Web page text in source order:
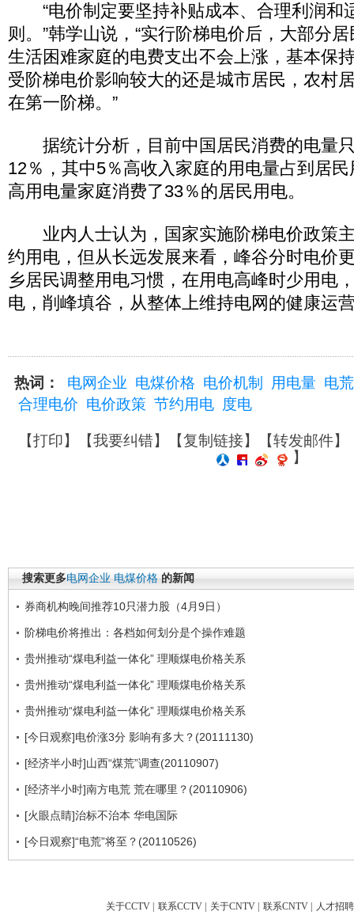
“电价制定要坚持补贴成本、合理利润和
则。”韩学山说，“实行阶梯电价后，大部分
生活困难家庭的电费支出不会上涨，基本保
受阶梯电价影响较大的还是城市居民，农村
在第一阶梯。”
据统计分析，目前中国居民消费的电量
12％，其中5％高收入家庭的用电量占到居
高用电量家庭消费了33％的居民用电。
业内人士认为，国家实施阶梯电价政策
约用电，但从长远发展来看，峰谷分时电价
乡居民调整用电习惯，在用电高峰时少用电
电，削峰填谷，从整体上维持电网的健康运
热词： 电网企业 电煤价格 电价机制 用电量 电荒
合理电价 电价政策 节约用电 度电
【打印】【我要纠错】【复制链接】【转发邮件】
】
搜索更多电网企业 电煤价格 的新闻
券商机构晚间推荐10只潜力股（4月9日）
阶梯电价将推出：各档如何划分是个操作难题
贵州推动“煤电利益一体化” 理顺煤电价格关系
贵州推动“煤电利益一体化” 理顺煤电价格关系
贵州推动“煤电利益一体化” 理顺煤电价格关系
[今日观察]电价涨3分 影响有多大？(20111130)
[经济半小时]山西“煤荒”调查(20110907)
[经济半小时]南方电荒 荒在哪里？(20110906)
[火眼点睛]治标不治本 华电国际
[今日观察]“电荒”将至？(20110526)
关于CCTV | 联系CCTV | 关于CNTV | 联系CNTV | 人才招聘